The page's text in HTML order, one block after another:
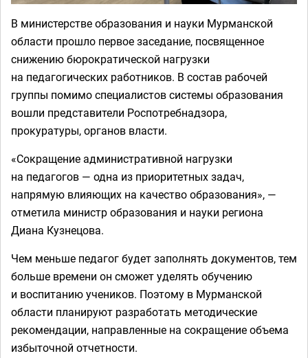
В министерстве образования и науки Мурманской
области прошло первое заседание, посвященное
снижению бюрократической нагрузки
на педагогических работников. В состав рабочей
группы помимо специалистов системы образования
вошли представители Роспотребнадзора,
прокуратуры, органов власти.
«Сокращение административной нагрузки
на педагогов — одна из приоритетных задач,
напрямую влияющих на качество образования», —
отметила министр образования и науки региона
Диана Кузнецова.
Чем меньше педагог будет заполнять документов, тем
больше времени он сможет уделять обучению
и воспитанию учеников. Поэтому в Мурманской
области планируют разработать методические
рекомендации, направленные на сокращение объема
избыточной отчетности.